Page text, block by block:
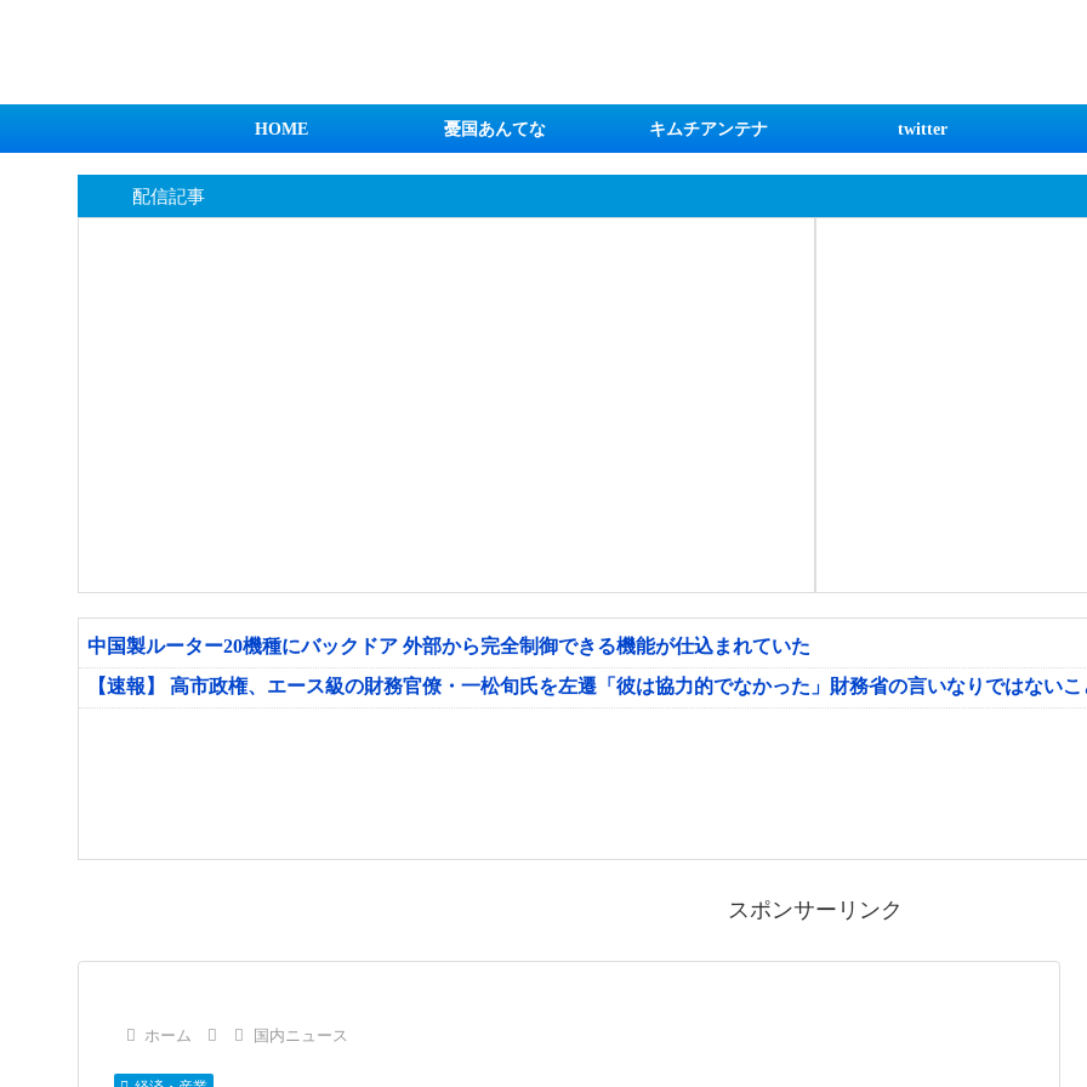
HOME 憂国あんてな キムチアンテナ twitter
配信記事
中国製ルーター20機種にバックドア 外部から完全制御できる機能が仕込まれていた
【速報】 高市政権、エース級の財務官僚・一松旬氏を左遷「彼は協力的でなかった」財務省の言いなりではない
スポンサーリンク
ホーム 国内ニュース